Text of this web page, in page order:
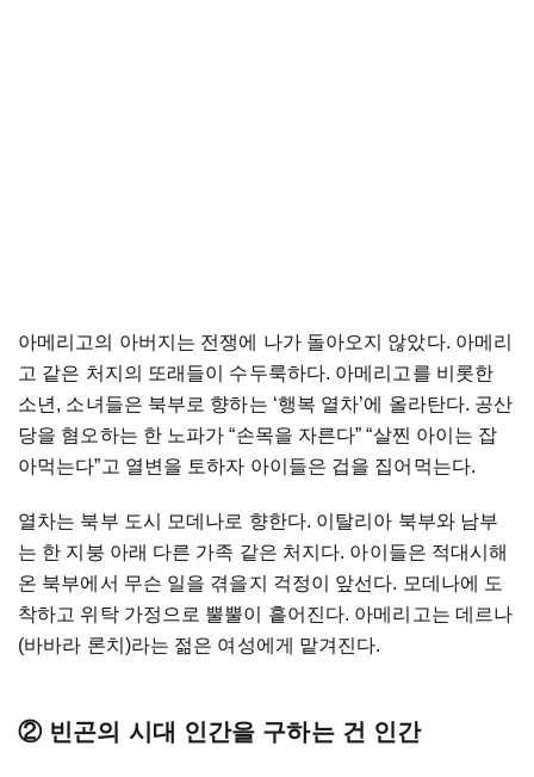
아메리고의 아버지는 전쟁에 나가 돌아오지 않았다. 아메리
고 같은 처지의 또래들이 수두룩하다. 아메리고를 비롯한
소년, 소녀들은 북부로 향하는 ‘행복 열차’에 올라탄다. 공산
당을 혐오하는 한 노파가 “손목을 자른다” “살찐 아이는 잡
아먹는다”고 열변을 토하자 아이들은 겁을 집어먹는다.
열차는 북부 도시 모데나로 향한다. 이탈리아 북부와 남부
는 한 지붕 아래 다른 가족 같은 처지다. 아이들은 적대시해
온 북부에서 무슨 일을 겪을지 걱정이 앞선다. 모데나에 도
착하고 위탁 가정으로 뿔뿔이 흩어진다. 아메리고는 데르나
(바바라 론치)라는 젊은 여성에게 맡겨진다.
② 빈곤의 시대 인간을 구하는 건 인간